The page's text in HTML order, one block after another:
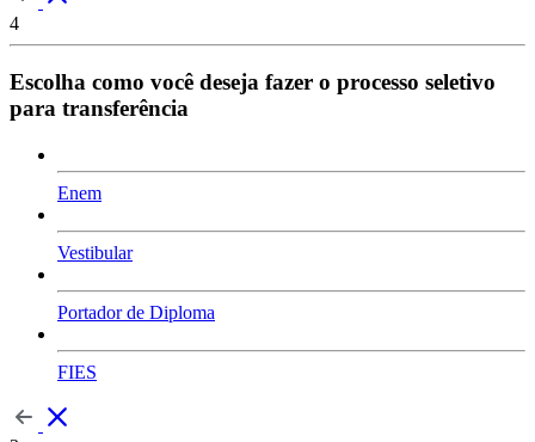
4
Escolha como você deseja fazer o processo seletivo
para transferência
Enem
Vestibular
Portador de Diploma
FIES